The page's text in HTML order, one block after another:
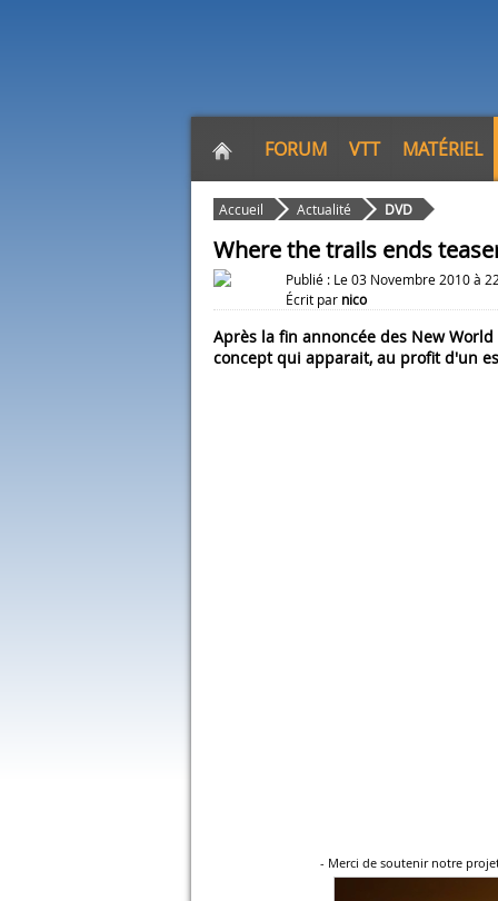
FORUM VTT MATÉRIEL
Accueil Actualité DVD
Where the trails ends
Publié : Le 03 Novembre 2010 à
Écrit par nico
Après la fin annoncée des New
concept qui apparait, au profit d'un
- Merci de soutenir notre